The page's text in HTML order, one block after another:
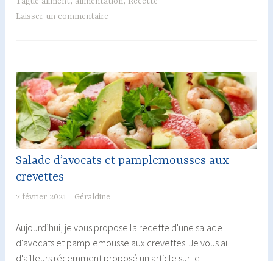
Laisser un commentaire
Salade d’avocats et pamplemousses aux
crevettes
7 février 2021 Géraldine
Aujourd’hui, je vous propose la recette d'une salade
d'avocats et pamplemousse aux crevettes. Je vous ai
d'ailleurs récemment proposé un article sur le